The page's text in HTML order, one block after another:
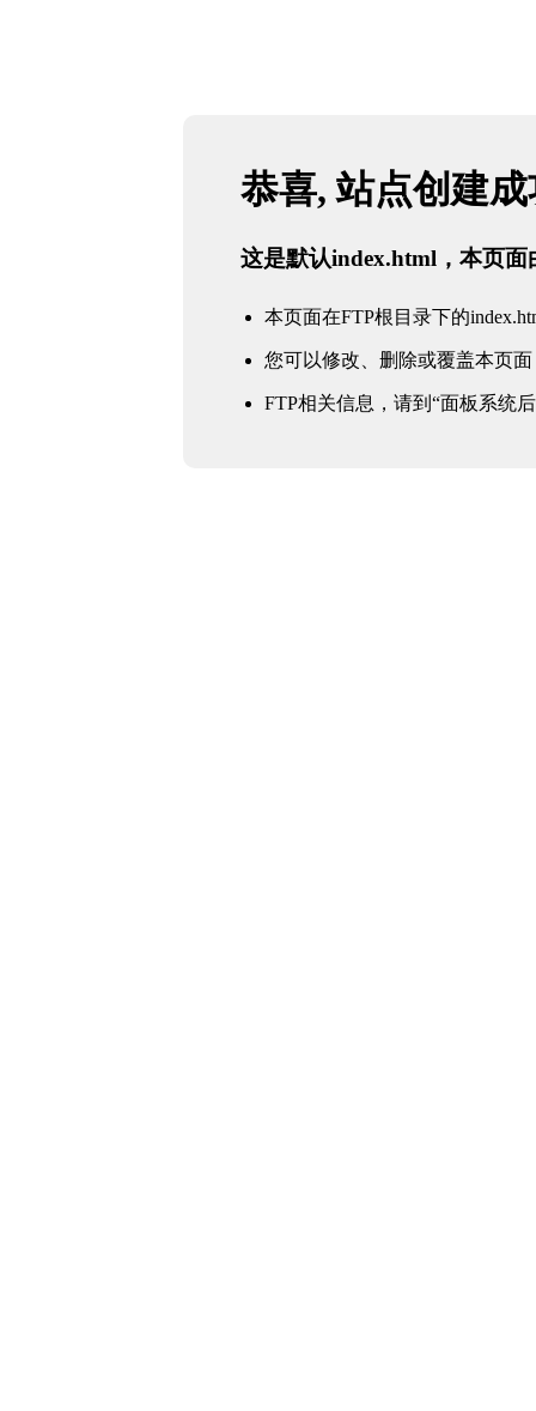
恭喜, 站点创建
这是默认index.html，本页面
本页面在FTP根目录下的
您可以修改、删除或覆盖本页面
FTP相关信息，请到“面板系统